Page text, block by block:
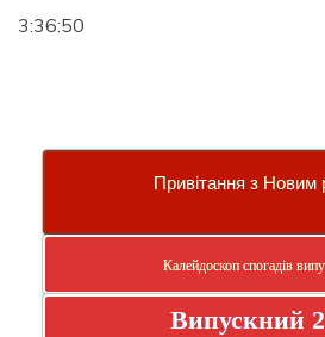
3:36:51
Привітання з Новим
Калейдоскоп спогадів
Випускний